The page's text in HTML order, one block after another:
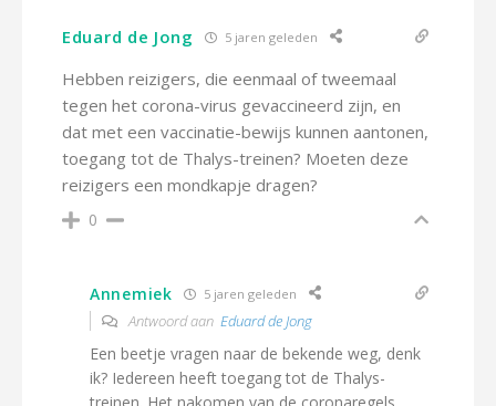
Eduard de Jong 5 jaren geleden
Hebben reizigers, die eenmaal of tweemaal
tegen het corona-virus gevaccineerd zijn, en
dat met een vaccinatie-bewijs kunnen aantonen,
toegang tot de Thalys-treinen? Moeten deze
reizigers een mondkapje dragen?
0
Annemiek 5 jaren geleden
Antwoord aan Eduard de Jong
Een beetje vragen naar de bekende weg, denk
ik? Iedereen heeft toegang tot de Thalys-